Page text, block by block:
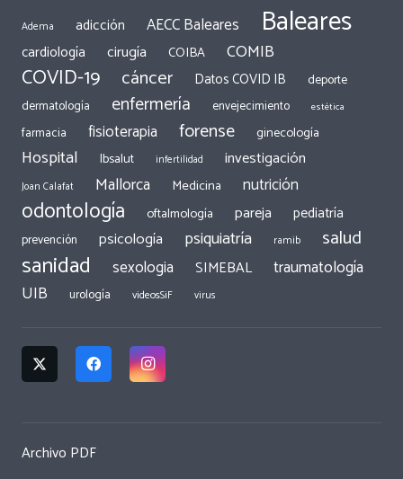
Adema adicción AECC Baleares Baleares
cardiología cirugía COIBA COMIB
COVID-19 cáncer Datos COVID IB
deporte
dermatología
enfermería envejecimiento estética
farmacia fisioterapia forense ginecología
Hospital Ibsalut infertilidad investigación
Joan Calafat Mallorca Medicina nutrición
odontología oftalmología pareja pediatría
prevención psicología psiquiatría ramib salud
sanidad sexologia SIMEBAL traumatología
UIB urología videosSiF virus
Archivo PDF